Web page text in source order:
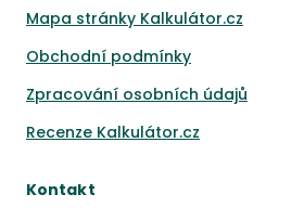
Mapa stránky Kalkulátor.cz
Obchodní podmínky
Zpracování osobních údajů
Recenze Kalkulátor.cz
Kontakt